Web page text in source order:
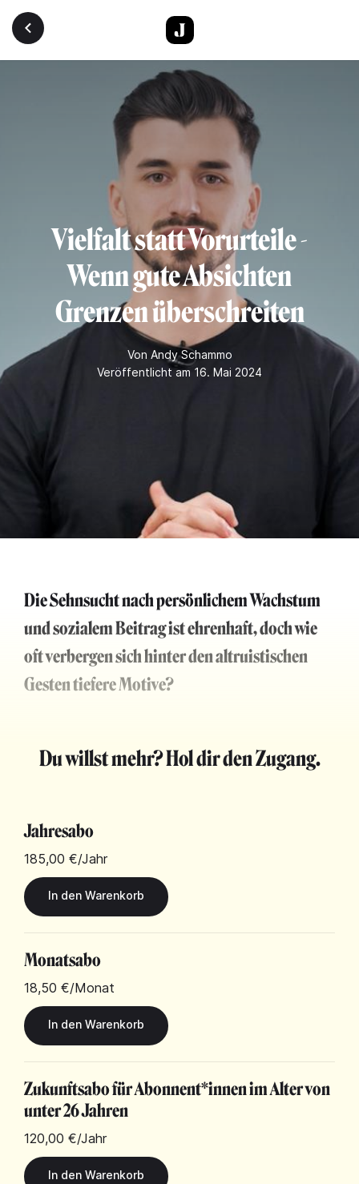
Direkt zum Inhalt
Vielfalt statt Vorurteile -
Wenn gute Absichten
Grenzen überschreiten
Von Andy Schammo
Veröffentlicht am 16. Mai 2024
Die Sehnsucht nach persönlichem Wachstum
und sozialem Beitrag ist ehrenhaft, doch wie
oft verbergen sich hinter den altruistischen
Gesten tiefere Motive?
Du willst mehr? Hol dir den Zugang.
Jahresabo
185,00 €/Jahr
Monatsabo
18,50 €/Monat
Zukunftsabo für Abonnent*innen im Alter von
unter 26 Jahren
120,00 €/Jahr